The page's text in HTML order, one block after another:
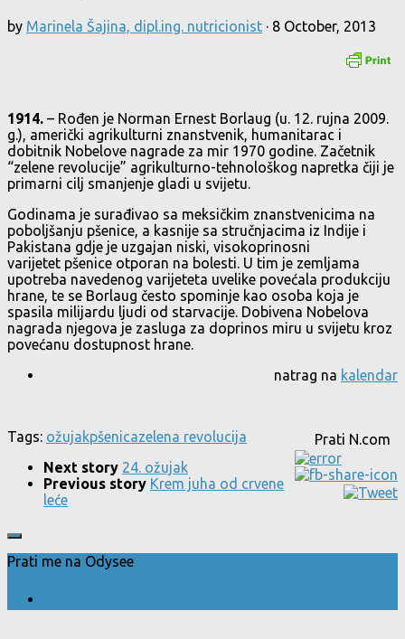
by Marinela Šajina, dipl.ing. nutricionist · 8 October, 2013
1914. – Rođen je Norman Ernest Borlaug (u. 12. rujna 2009.
g.), američki agrikulturni znanstvenik, humanitarac i
dobitnik Nobelove nagrade za mir 1970 godine. Začetnik
“zelene revolucije” agrikulturno-tehnološkog napretka čiji je
primarni cilj smanjenje gladi u svijetu.
Godinama je surađivao sa meksičkim znanstvenicima na
poboljšanju pšenice, a kasnije sa stručnjacima iz Indije i
Pakistana gdje je uzgajan niski, visokoprinosni
varijetet pšenice otporan na bolesti. U tim je zemljama
upotreba navedenog varijeteta uvelike povećala produkciju
hrane, te se Borlaug često spominje kao osoba koja je
spasila milijardu ljudi od starvacije. Dobivena Nobelova
nagrada njegova je zasluga za doprinos miru u svijetu kroz
povećanu dostupnost hrane.
natrag na kalendar
Prati N.com
Tags: ožujakpšenicazelena revolucija
Next story 24. ožujak
Previous story Krem juha od crvene
leće
Prati me na Odysee